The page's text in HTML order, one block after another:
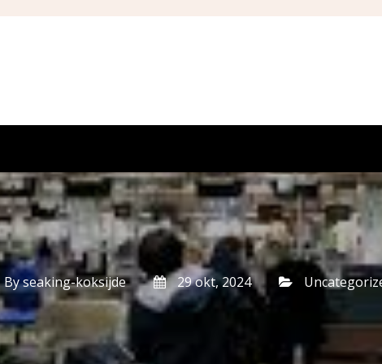
Byseaking-koksijde 29 okt, 2024